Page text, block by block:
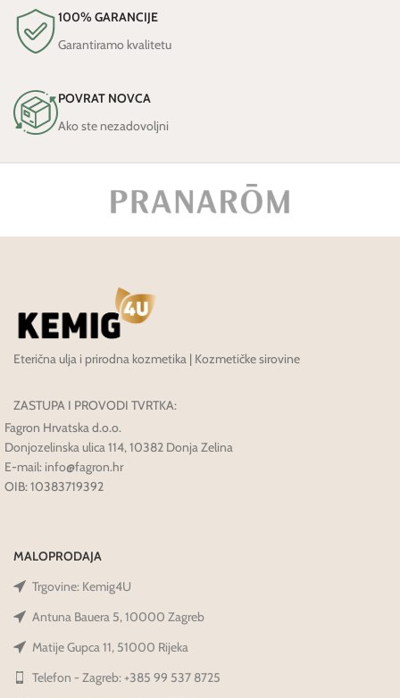
100% GARANCIJE
Garantiramo kvalitetu
POVRAT NOVCA
Ako ste nezadovoljni
Eterična ulja i prirodna kozmetika | Kozmetičke sirovine
ZASTUPA I PROVODI TVRTKA:
Fagron Hrvatska d.o.o.
Donjozelinska ulica 114, 10382 Donja Zelina
E-mail: info@fagron.hr
OIB: 10383719392
MALOPRODAJA
Trgovine: Kemig4U
Antuna Bauera 5, 10000 Zagreb
Matije Gupca 11, 51000 Rijeka
Telefon - Zagreb: +385 99 537 8725